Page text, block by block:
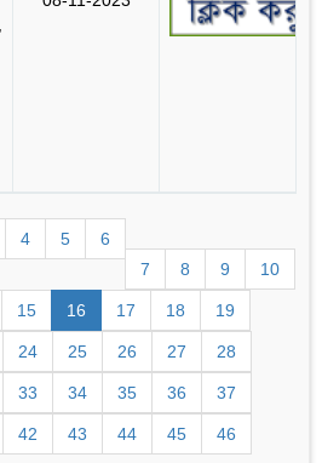
4 5
6
7
8 9 10
15 16 17 18 19
24 25 26 27 28
33 34 35 36 37
42 43 44 45 46